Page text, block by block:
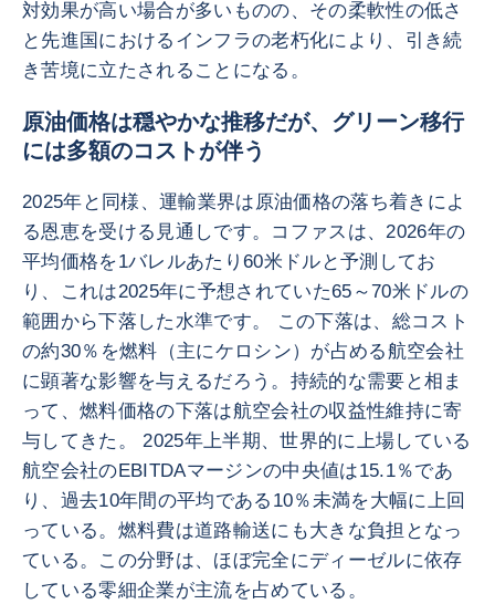
対効果が高い場合が多いものの、その柔軟性の低さ
と先進国におけるインフラの老朽化により、引き続
き苦境に立たされることになる。
原油価格は穏やかな推移だが、グリーン移行
には多額のコストが伴う
2025年と同様、運輸業界は原油価格の落ち着きによ
る恩恵を受ける見通しです。コファスは、2026年の
平均価格を1バレルあたり60米ドルと予測してお
り、これは2025年に予想されていた65～70米ドルの
範囲から下落した水準です。 この下落は、総コスト
の約30％を燃料（主にケロシン）が占める航空会社
に顕著な影響を与えるだろう。持続的な需要と相ま
って、燃料価格の下落は航空会社の収益性維持に寄
与してきた。 2025年上半期、世界的に上場している
航空会社のEBITDAマージンの中央値は15.1％であ
り、過去10年間の平均である10％未満を大幅に上回
っている。燃料費は道路輸送にも大きな負担となっ
ている。この分野は、ほぼ完全にディーゼルに依存
している零細企業が主流を占めている。